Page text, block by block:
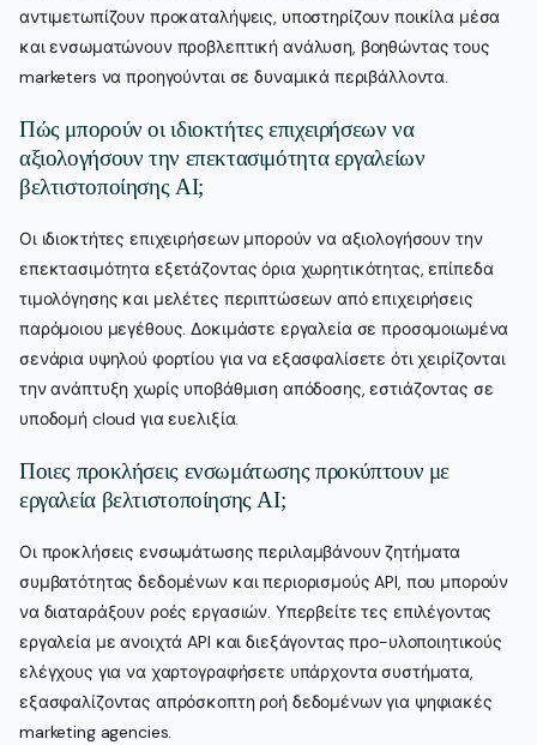
αντιμετωπίζουν προκαταλήψεις, υποστηρίζουν ποικίλα μέσα
και ενσωματώνουν προβλεπτική ανάλυση, βοηθώντας τους
marketers να προηγούνται σε δυναμικά περιβάλλοντα.
Πώς μπορούν οι ιδιοκτήτες επιχειρήσεων να
αξιολογήσουν την επεκτασιμότητα εργαλείων
βελτιστοποίησης AI;
Οι ιδιοκτήτες επιχειρήσεων μπορούν να αξιολογήσουν την
επεκτασιμότητα εξετάζοντας όρια χωρητικότητας, επίπεδα
τιμολόγησης και μελέτες περιπτώσεων από επιχειρήσεις
παρόμοιου μεγέθους. Δοκιμάστε εργαλεία σε προσομοιωμένα
σενάρια υψηλού φορτίου για να εξασφαλίσετε ότι χειρίζονται
την ανάπτυξη χωρίς υποβάθμιση απόδοσης, εστιάζοντας σε
υποδομή cloud για ευελιξία.
Ποιες προκλήσεις ενσωμάτωσης προκύπτουν με
εργαλεία βελτιστοποίησης AI;
Οι προκλήσεις ενσωμάτωσης περιλαμβάνουν ζητήματα
συμβατότητας δεδομένων και περιορισμούς API, που μπορούν
να διαταράξουν ροές εργασιών. Υπερβείτε τες επιλέγοντας
εργαλεία με ανοιχτά API και διεξάγοντας προ-υλοποιητικούς
ελέγχους για να χαρτογραφήσετε υπάρχοντα συστήματα,
εξασφαλίζοντας απρόσκοπτη ροή δεδομένων για ψηφιακές
marketing agencies.